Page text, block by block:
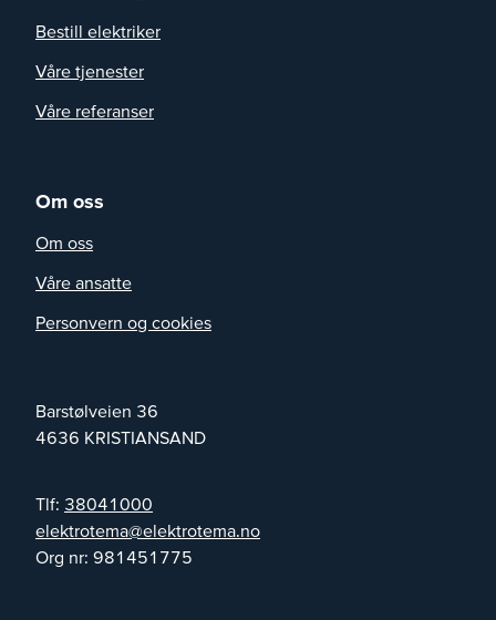
Barstølveien 36
4636 KRISTIANSAND
Tlf: 38041000
on.ametortkele@ametortkele
Org nr: 981451775
Bestill elektriker
Våre tjenester
Våre referanser
Om oss
Om oss
Våre ansatte
Personvern og cookies